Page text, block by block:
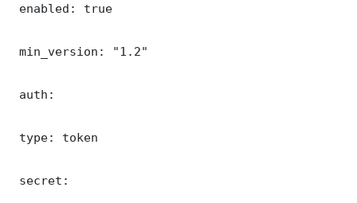
enabled: true
min_version: "1.2"
auth:
type: token
secret: